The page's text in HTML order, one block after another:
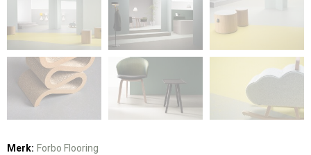
Merk: Forbo Flooring